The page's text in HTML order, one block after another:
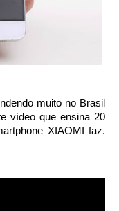
muito no Brasil
vídeo que ensina 20
XIAOMI faz.